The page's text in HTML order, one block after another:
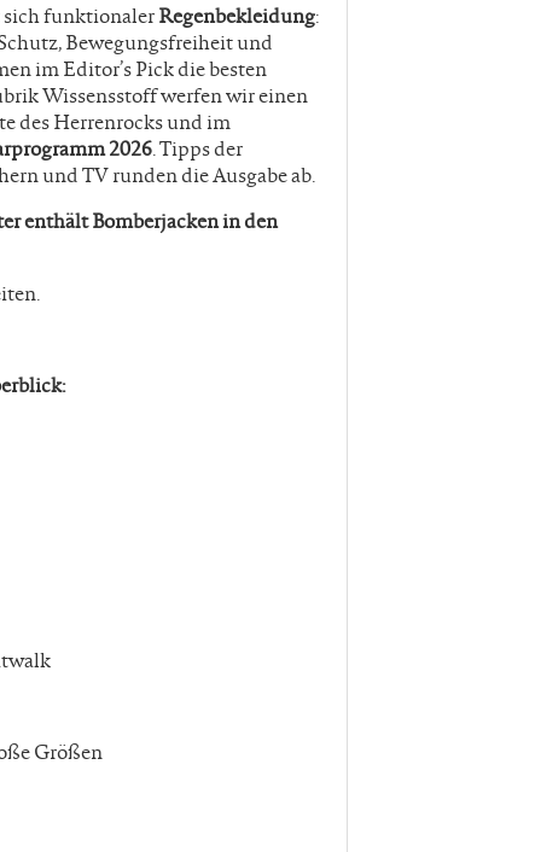
funktionalerRegenbekleidung:
Bewegungsfreiheit und
im Editor’s Pick die besten
Wissensstoff werfen wir einen
des Herrenrocks und im
2026. Tipps der
und TV runden die Ausgabe ab.
enthält Bomberjacken in den
Größen